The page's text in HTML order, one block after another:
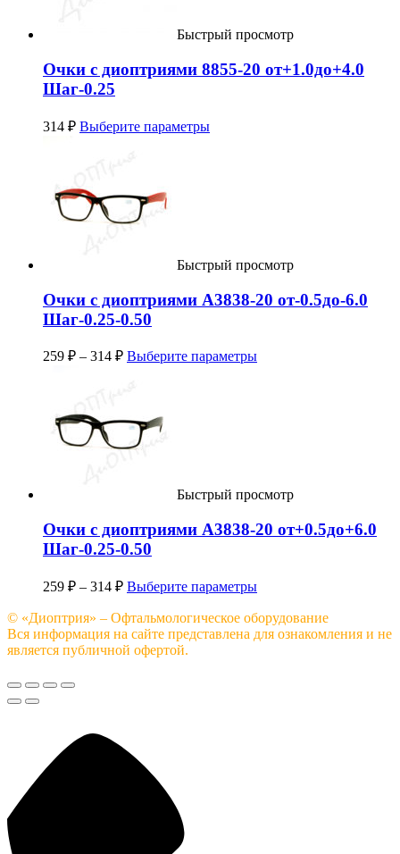
Быстрый просмотр
Очки с диоптриями 8855-20 от+1.0до+4.0
Шаг-0.25
314 ₽ Выберите параметры
Быстрый просмотр
Очки с диоптриями A3838-20 от-0.5до-6.0
Шаг-0.25-0.50
259 ₽ – 314 ₽ Выберите параметры
Быстрый просмотр
Очки с диоптриями A3838-20 от+0.5до+6.0
Шаг-0.25-0.50
259 ₽ – 314 ₽ Выберите параметры
© «Диоптрия» – Офтальмологическое оборудование
Вся информация на сайте представлена для ознакомления и не
является публичной офертой.